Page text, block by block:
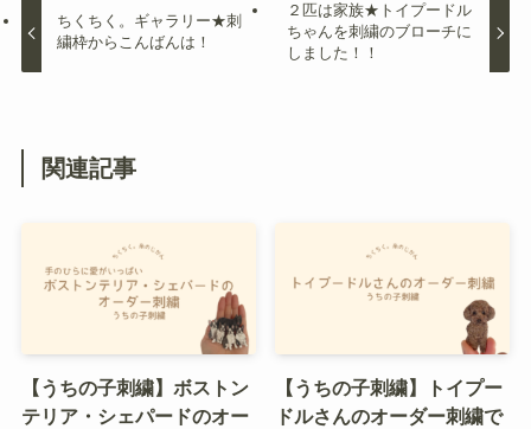
ちくちく。ギャラリー★刺
繍枠からこんばんは！
２匹は家族★トイプードル
ちゃんを刺繍のブローチに
しました！！
関連記事
【うちの子刺繍】ボストン
テリア・シェパードのオー
【うちの子刺繍】トイプー
ドルさんのオーダー刺繍で